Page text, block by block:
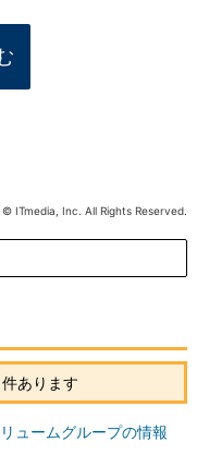
ITmedia, Inc. All Rights Reserved.
あります
ュームグループの情報